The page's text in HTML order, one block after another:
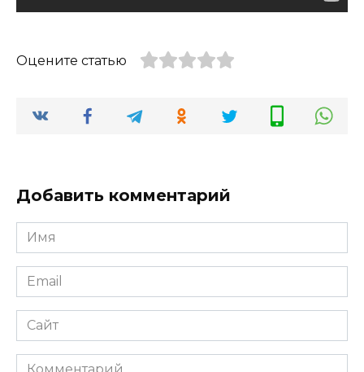
Оцените статью
Добавить комментарий
Имя
Email
Сайт
Комментарий